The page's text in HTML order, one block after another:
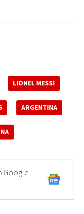
LIONEL MESSI
ARGENTINA
Google